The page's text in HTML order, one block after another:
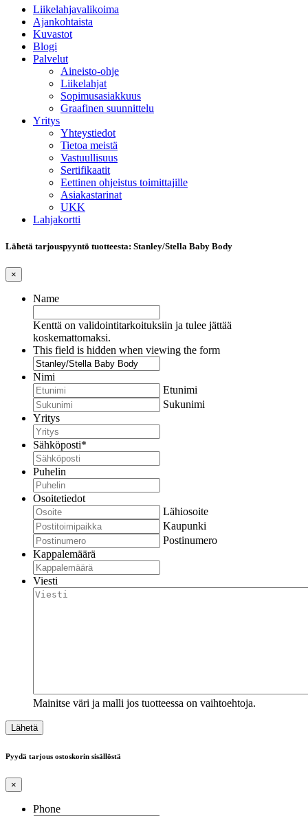
Liikelahjavalikoima
Ajankohtaista
Kuvastot
Blogi
Palvelut
Aineisto-ohje
Liikelahjat
Sopimusasiakkuus
Graafinen suunnittelu
Yritys
Yhteystiedot
Tietoa meistä
Vastuullisuus
Sertifikaatit
Eettinen ohjeistus toimittajille
Asiakastarinat
UKK
Lahjakortti
Lähetä tarjouspyyntö tuotteesta: Stanley/Stella Baby Body
×
Name
Kenttä on validointitarkoituksiin ja tulee jättää
koskemattomaksi.
This field is hidden when viewing the form
Nimi
Etunimi
Sukunimi
Yritys
Sähköposti*
Puhelin
Osoitetiedot
Lähiosoite
Kaupunki
Postinumero
Kappalemäärä
Viesti
Mainitse väri ja malli jos tuotteessa on vaihtoehtoja.
Pyydä tarjous ostoskorin sisällöstä
×
Phone